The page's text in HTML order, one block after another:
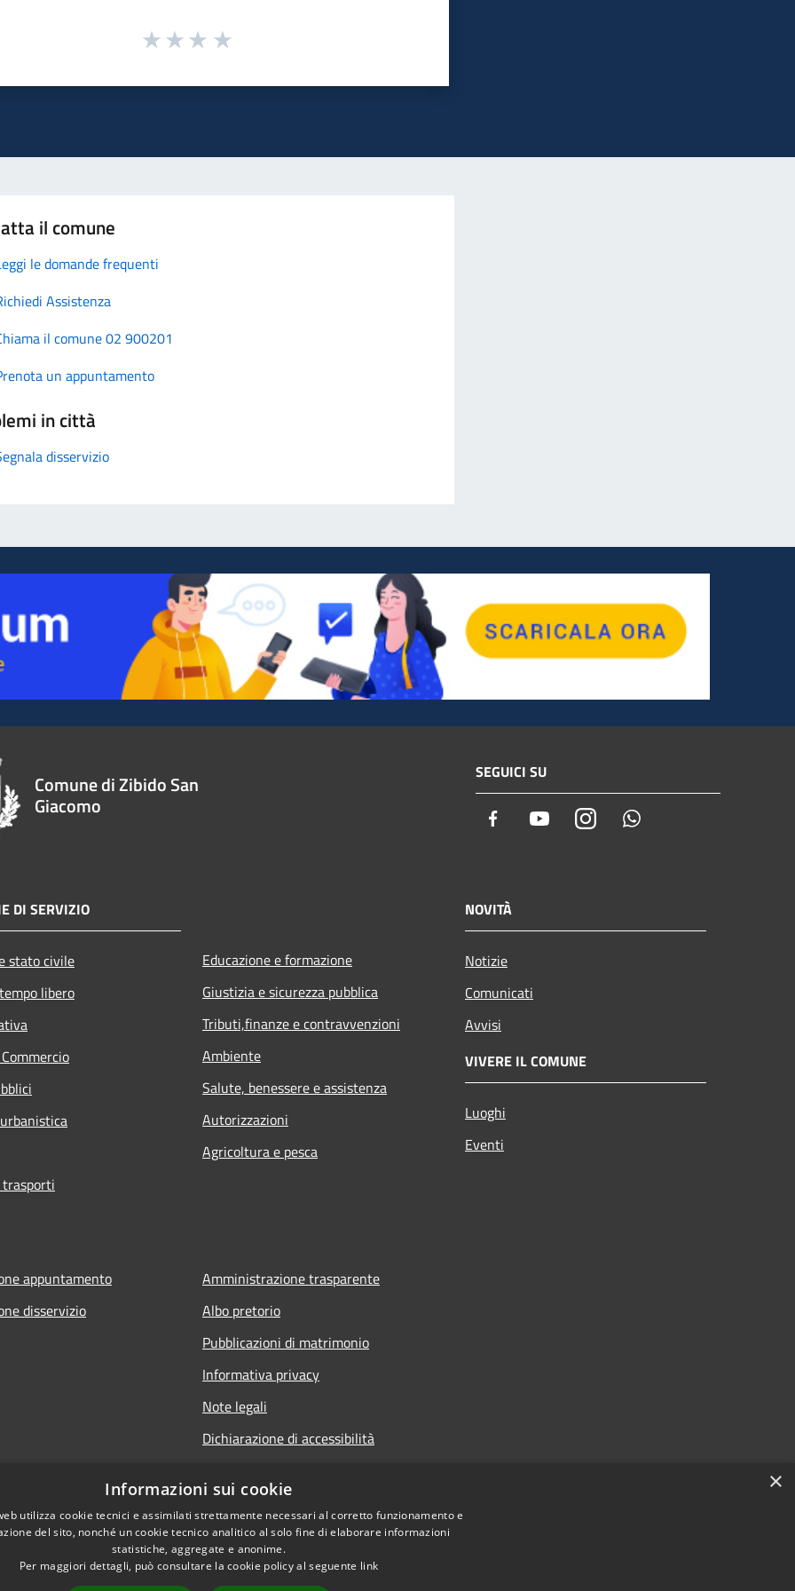
il comune
le domande frequenti
Assistenza
il comune 02 900201
un appuntamento
in città
disservizio
Comune di Zibido San
Giacomo
SEGUICI SU
Facebook YoutubeInstagram
DI SERVIZIO
stato civile
libero
Educazione e formazione
Giustizia e sicurezza pubblica
Tributi,finanze e contravvenzioni
Ambiente
Salute, benessere e assistenza
Autorizzazioni
Agricoltura e pesca
NOVITÀ
Notizie
Comunicati
Avvisi
VIVERE IL COMUNE
Luoghi
Eventi
appuntamento
disservizio
Amministrazione trasparente
Albo pretorio
Pubblicazioni di matrimonio
Informativa privacy
Note legali
Dichiarazione di accessibilità
×
Informazioni sui cookie
utilizza cookie tecnici e assimilati strettamente necessari al corretto funzionamento e
del sito, nonché un cookie tecnico analitico al solo fine di elaborare informazioni
statistiche, aggregate e anonime.
Per maggiori dettagli, può consultare la cookie policy al seguente link